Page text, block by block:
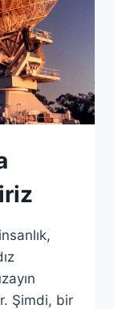
Şimdi, bir